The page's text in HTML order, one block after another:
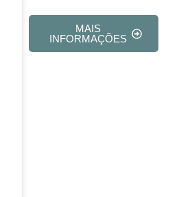
MAIS
INFORMAÇÕES